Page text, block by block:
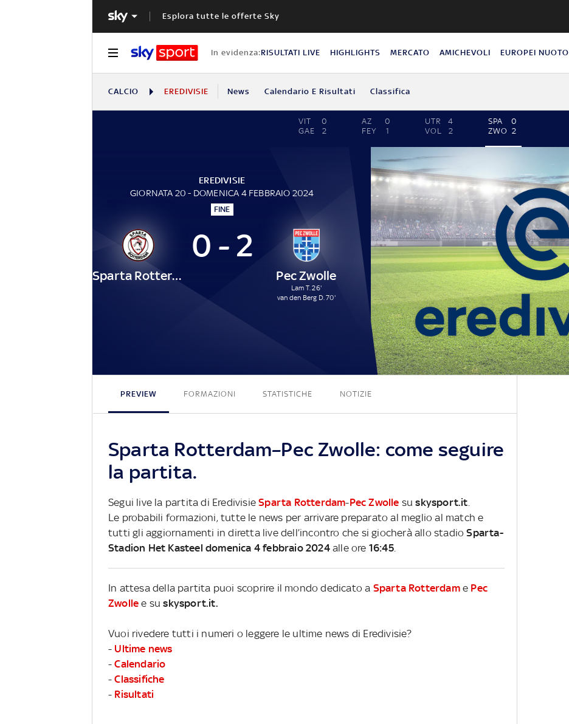
Esplora tutte le offerte Sky
In evidenza:RISULTATI LIVE HIGHLIGHTS MERCATO AMICHEVOLI EUROPEI NUOTO
CALCIO EREDIVISIE News Calendario E Risultati Classifica
VIT
0
GAE
2
AZ
0
FEY
1
UTR
4
VOL
2
SPA
0
ZWO 2
EREDIVISIE
GIORNATA 20 - DOMENICA 4 FEBBRAIO 2024
FINE
Sparta Rotterdam
0 - 2
Pec Zwolle
Lam T. 26'
van den Berg D. 70'
0 - 2
PREVIEW FORMAZIONI STATISTICHE NOTIZIE
Sparta Rotterdam–Pec Zwolle: come seguire
la partita.
Segui live la partita di EredivisieSparta Rotterdam-Pec Zwolle suskysport.it
Le probabili formazioni, tutte le news per arrivare preparato al meglio al match e
tutti gli aggiornamenti in diretta live dell’incontro che si giocherà allo stadioSparta-
Stadion Het Kasteel domenica 4 febbraio 2024alle ore 16:45.
In attesa della partita puoi scoprire il mondo dedicato a Sparta Rotterdame Pec
Zwolle e suskysport.it.
Vuoi rivedere tutti i numeri o leggere le ultime news di Eredivisie?
- Ultime news
-Calendario
-Classifiche
- Risultati